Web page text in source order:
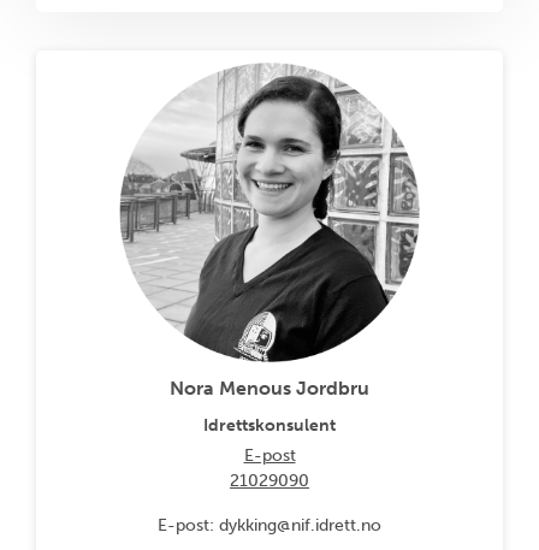
Nora Menous Jordbru
Idrettskonsulent
E-post
21029090
E-post: dykking@nif.idrett.no